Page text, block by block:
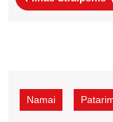
diagnozuoti
Namai